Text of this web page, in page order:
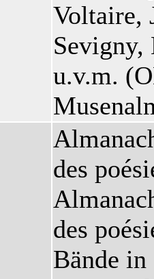
Voltaire,
Sevigny,
u.v.m.
des
des
Bände